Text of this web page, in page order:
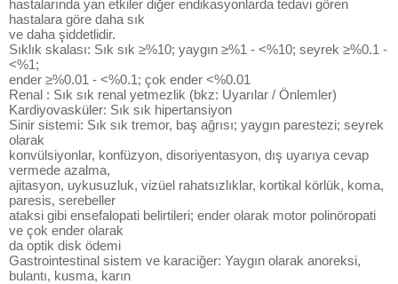
hastalarında yan etkiler diğer endikasyonlarda tedavi gören
hastalara göre daha sık
ve daha şiddetlidir.
Sıklık skalası: Sık sık ≥%10; yaygın ≥%1 - <%10; seyrek ≥%0.1 -
<%1;
ender ≥%0.01 - <%0.1; çok ender <%0.01
Renal : Sık sık renal yetmezlik (bkz: Uyarılar / Önlemler)
Kardiyovasküler: Sık sık hipertansiyon
Sinir sistemi: Sık sık tremor, baş ağrısı; yaygın parestezi; seyrek
olarak
konvülsiyonlar, konfüzyon, disoriyentasyon, dış uyarıya cevap
vermede azalma,
ajitasyon, uykusuzluk, vizüel rahatsızlıklar, kortikal körlük, koma,
paresis, serebeller
ataksi gibi ensefalopati belirtileri; ender olarak motor polinöropati
ve çok ender olarak
da optik disk ödemi
Gastrointestinal sistem ve karaciğer: Yaygın olarak anoreksi,
bulantı, kusma, karın